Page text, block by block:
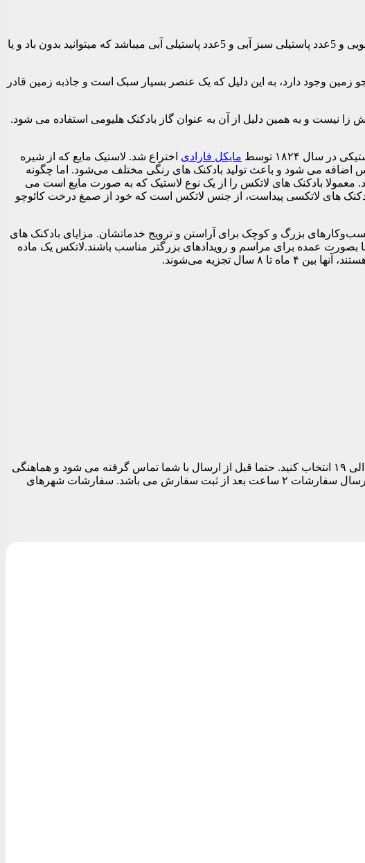
بسیار زیبا میباشد و شامل 5عدد پولکی طلایی،5عدد پاستیلی صورتی و 5عدد پاستیلی یاسی و 5عدد پاستیلی لیمویی و 5عدد پاستیلی سبز آبی و 5عدد پاستیلی آبی میباشد که میتوانید بدون باد و یا
وجود دارد، به این دلیل که یک عنصر بسیار سبک است و جاذبه زمین قادر
نیست و به همین دلیل از آن به عنوان گاز بادکنک هلیومی استفاده می شود.
۱۸۲۴ توسط مایکل فارادی اختراع شد. لاستیک مایع که از شیره
اضافه می شود و باعث تولید بادکنک های رنگی مختلف می‌شود. اما چگونه
بادکنک های لاتکس را از یک نوع لاستیک که به صورت مایع است می
بادکنک های لاتکسی پیداست، از جنس لاتکس است که خود از صمغ درخت کائوچو
بزرگ و کوچک برای آراستن و ترویج خدماتشان. مزایای بادکنک های
عمده برای مراسم و رویدادهای بزرگتر مناسب باشند.لاتکس یک ماده
تجزیه می‌شوند.
مشتری های ساکن تهران می توانید در قسمت نهایی سفارش قبل از تسویه حساب تاریخ و بازه زمانی ارسال را بین ساعات ۱۱ الی ۱۹ انتخاب کنید. حتما قبل از ارسال با شما تماس گرفته می شود و هماهنگی
های لازم برای ارسال مرسوله انجام می شود. بدیهی است تا زمان پاسخگویی شما سفارشات ارسال نمی شود. زودترین زمان ارسال سفارشات ۲ ساعت بعد از ثبت سفارش می باشد. سفارشات شهرهای